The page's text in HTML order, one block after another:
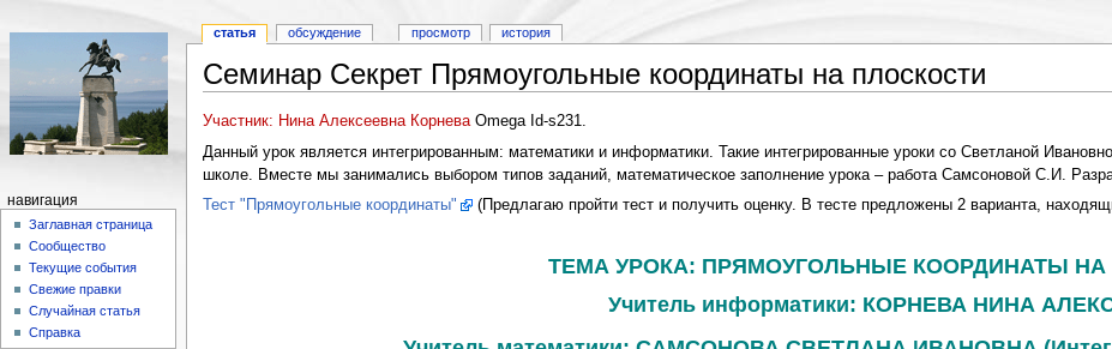
Семинар Секрет Прямоугольные координаты на плоскости
Участник: Нина Алексеевна КорневаOmega Id-s231.
Данный урок является интегрированным: математики и информатики. Такие интегрированные уроки со Светланой
школе. Вместе мы занимались выбором типов заданий, математическое заполнение урока – работа Самсоновой С.И.
Тест "Прямоугольные координаты"
(Предлагаю пройти тест и получить оценку. В тесте предложены 2 варианта,
ТЕМА УРОКА: ПРЯМОУГОЛЬНЫЕ КООРДИНАТЫ НА
Учитель информатики: КОРНЕВА НИНА
статья обсуждение просмотр история
навигация
Заглавная страница
Сообщество
Текущие события
Свежие правки
Случайная статья
Справка